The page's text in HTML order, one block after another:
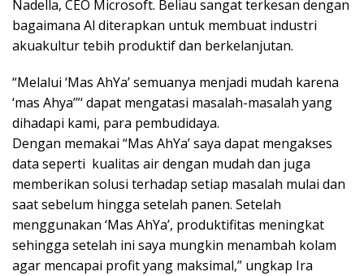
Nadella, CEO Microsoft. Beliau sangat terkesan dengan
bagaimana Al diterapkan untuk membuat industri
akuakultur tebih produktif dan berkelanjutan.
“Melalui ‘Mas AhYa’ semuanya menjadi mudah karena
‘mas Ahya’”‘ dapat mengatasi masalah-masalah yang
dihadapi kami, para pembudidaya.
Dengan memakai “Mas AhYa’ saya dapat mengakses
data seperti kualitas air dengan mudah dan juga
memberikan solusi terhadap setiap masalah mulai dan
saat sebelum hingga setelah panen. Setelah
menggunakan ‘Mas AhYa’, produktifitas meningkat
sehingga setelah ini saya mungkin menambah kolam
agar mencapai profit yang maksimal,” ungkap Ira